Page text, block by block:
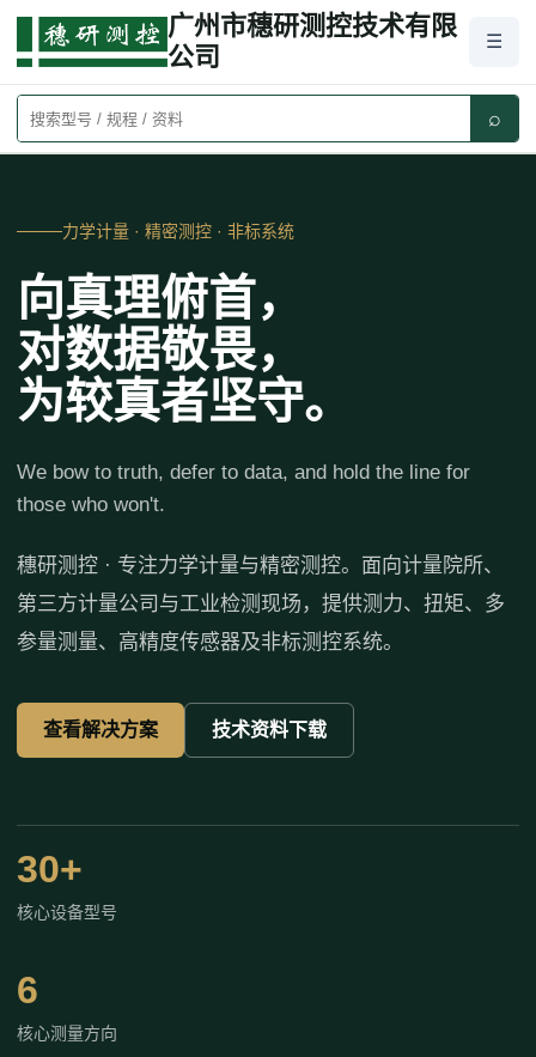
广州市穗研测控技术有限
公司
☰
⌕
力学计量 · 精密测控 · 非标系统
向真理俯首，
对数据敬畏，
为较真者坚守。
We bow to truth, defer to data, and hold the line for
those who won't.
穗研测控 · 专注力学计量与精密测控。面向计量院所、
第三方计量公司与工业检测现场，提供测力、扭矩、多
参量测量、高精度传感器及非标测控系统。
查看解决方案 技术资料下载
30+
核心设备型号
6
核心测量方向